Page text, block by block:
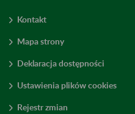
Kontakt
Mapa strony
Deklaracja dostępności
Ustawienia plików cookies
Rejestr zmian